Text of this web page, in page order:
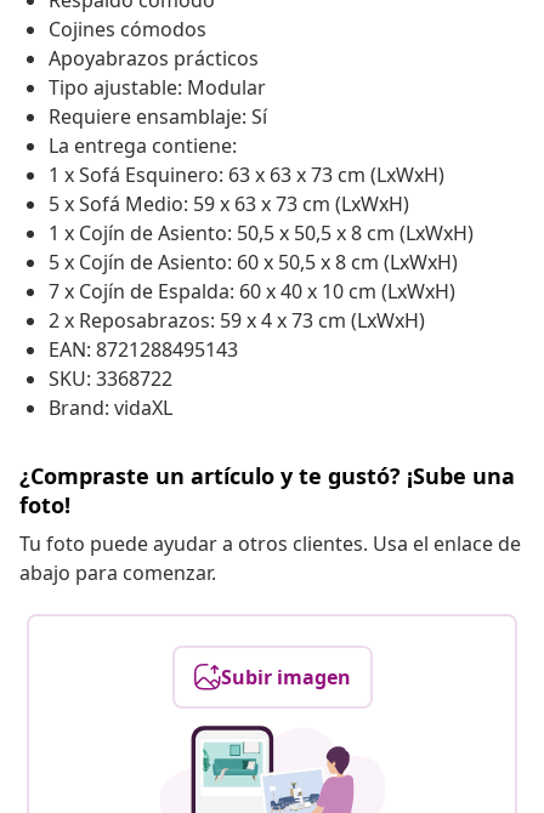
Cojines cómodos
Apoyabrazos prácticos
Tipo ajustable: Modular
Requiere ensamblaje: Sí
La entrega contiene:
1 x Sofá Esquinero: 63 x 63 x 73 cm (LxWxH)
5 x Sofá Medio: 59 x 63 x 73 cm (LxWxH)
1 x Cojín de Asiento: 50,5 x 50,5 x 8 cm (LxWxH)
5 x Cojín de Asiento: 60 x 50,5 x 8 cm (LxWxH)
7 x Cojín de Espalda: 60 x 40 x 10 cm (LxWxH)
2 x Reposabrazos: 59 x 4 x 73 cm (LxWxH)
EAN: 8721288495143
SKU: 3368722
Brand: vidaXL
¿Compraste un artículo y te gustó? ¡Sube una
foto!
Tu foto puede ayudar a otros clientes. Usa el enlace de
abajo para comenzar.
Subir imagen